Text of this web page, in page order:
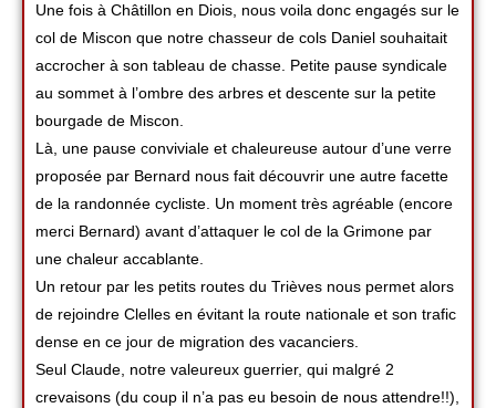
Une fois à Châtillon en Diois, nous voila donc engagés sur le
col de Miscon que notre chasseur de cols Daniel souhaitait
accrocher à son tableau de chasse. Petite pause syndicale
au sommet à l’ombre des arbres et descente sur la petite
bourgade de Miscon.
Là, une pause conviviale et chaleureuse autour d’une verre
proposée par Bernard nous fait découvrir une autre facette
de la randonnée cycliste. Un moment très agréable (encore
merci Bernard) avant d’attaquer le col de la Grimone par
une chaleur accablante.
Un retour par les petits routes du Trièves nous permet alors
de rejoindre Clelles en évitant la route nationale et son trafic
dense en ce jour de migration des vacanciers.
Seul Claude, notre valeureux guerrier, qui malgré 2
crevaisons (du coup il n’a pas eu besoin de nous attendre!!),